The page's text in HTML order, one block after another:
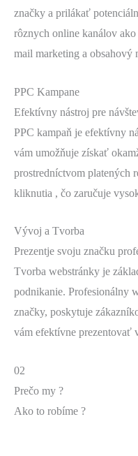
značky a prilákať
rôznych online kanálov
mail marketing a obsahový
PPC Kampane
Efektívny nástroj pre
PPC kampaň je efektívny
vám umožňuje získať
prostredníctvom platených
kliknutia , čo zaručuje
Vývoj a Tvorba
Prezentje svoju značku
Tvorba webstránky je
podnikanie. Profesionálny
značky, poskytuje
vám efektívne prezentovať
02
Prečo my ?
Ako to robíme ?